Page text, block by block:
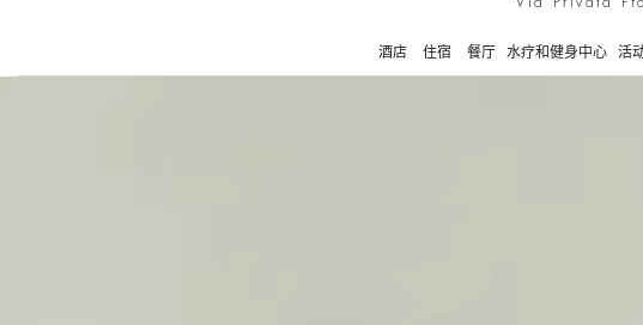
酒店 住宿 餐厅 水疗和健身中心 活